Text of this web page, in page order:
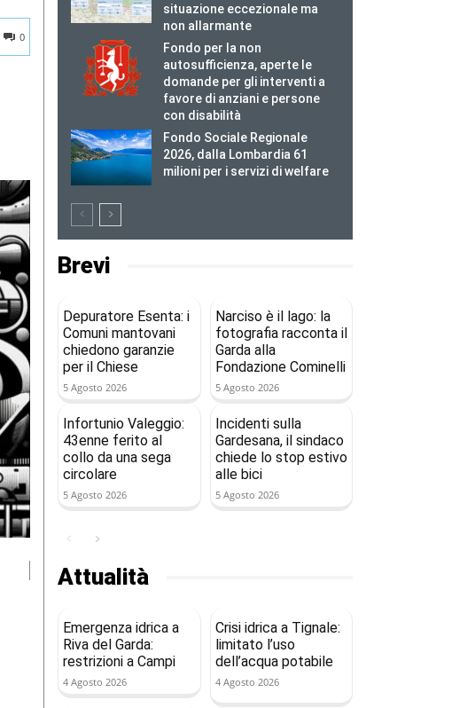
0
situazione eccezionale ma
non allarmante
Fondo per la non
autosufficienza, aperte le
domande per gli interventi a
favore di anziani e persone
con disabilità
Fondo Sociale Regionale
2026, dalla Lombardia 61
milioni per i servizi di welfare
Brevi
Depuratore Esenta: i
Comuni mantovani
chiedono garanzie
per il Chiese
5 Agosto 2026
Narciso è il lago: la
fotografia racconta il
Garda alla
Fondazione Cominelli
5 Agosto 2026
Infortunio Valeggio:
43enne ferito al
collo da una sega
circolare
5 Agosto 2026
Incidenti sulla
Gardesana, il sindaco
chiede lo stop estivo
alle bici
5 Agosto 2026
Attualità
Emergenza idrica a
Riva del Garda:
restrizioni a Campi
4 Agosto 2026
Crisi idrica a Tignale:
limitato l’uso
dell’acqua potabile
4 Agosto 2026